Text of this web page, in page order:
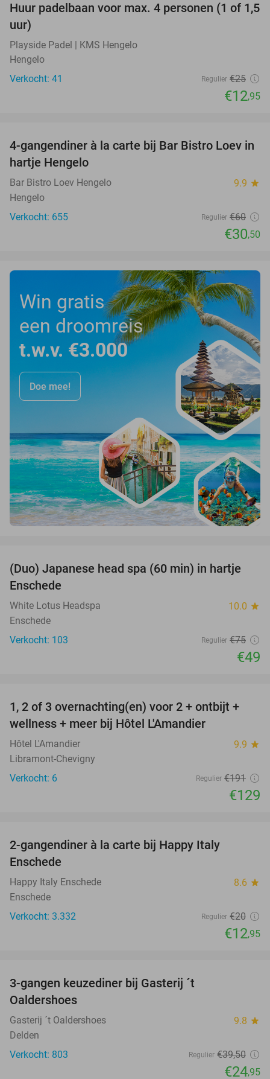
48%
Huur padelbaan voor max. 4 personen (1 of 1,5
uur)
Playside Padel | KMS Hengelo
Hengelo
Verkocht: 41
Regulier €25
€12,95
49%
4-gangendiner à la carte bij Bar Bistro Loev in
hartje Hengelo
Bar Bistro Loev Hengelo 9.9 star
Hengelo
Verkocht: 655
Regulier €60
€30,50
Win gratis
een droomreis
t.w.v. €3.000
Doe mee!
35%
(Duo) Japanese head spa (60 min) in hartje
Enschede
White Lotus Headspa 10.0 star
Enschede
Verkocht: 103
Regulier €75
€49
32%
TODAY
1, 2 of 3 overnachting(en) voor 2 + ontbijt +
wellness + meer bij Hôtel L'Amandier
Hôtel L'Amandier 9.9 star
Libramont-Chevigny
Verkocht: 6
Regulier €191
€129
2-gangendiner à la carte bij Happy Italy
Enschede
Happy Italy Enschede 8.6 star
Enschede
Verkocht: 3.332
Regulier €20
€12,95
3-gangen keuzediner bij Gasterij ´t
Oaldershoes
Gasterij ´t Oaldershoes 9.8 star
Delden
Verkocht: 803
Regulier €39,50
€24,95